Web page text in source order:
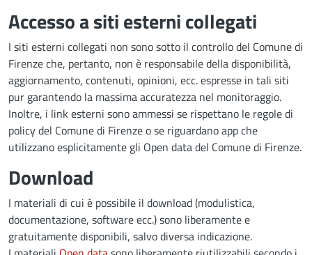
Accesso a siti esterni collegati
I siti esterni collegati non sono sotto il controllo del Comune di
Firenze che, pertanto, non è responsabile della disponibilità,
aggiornamento, contenuti, opinioni, ecc. espresse in tali siti
pur garantendo la massima accuratezza nel monitoraggio.
Inoltre, i link esterni sono ammessi se rispettano le regole di
policy del Comune di Firenze o se riguardano app che
utilizzano esplicitamente gli Open data del Comune di Firenze.
Download
I materiali di cui è possibile il download (modulistica,
documentazione, software ecc.) sono liberamente e
gratuitamente disponibili, salvo diversa indicazione.